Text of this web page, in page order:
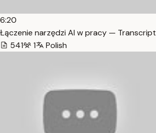
6:20
Łączenie narzędzi AI w pracy — Transcript
541
1 Polish